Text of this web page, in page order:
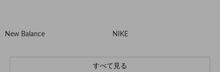
New Balance NIKE
すべて見る